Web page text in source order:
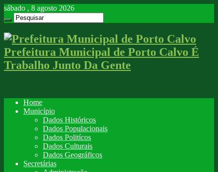
sábado , 8 agosto 2026
Prefeitura Municipal de Porto Calvo É
Trabalho Junto Da Gente
Home
Município
Dados Históricos
Dados Populacionais
Dados Politícos
Dados Culturais
Dados Geográficos
Secretárias